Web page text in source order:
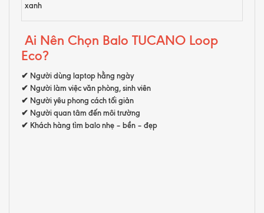
xanh
Ai Nên Chọn Balo TUCANO Loop
Eco?
✔ Người dùng laptop hằng ngày
✔ Người làm việc văn phòng, sinh viên
✔ Người yêu phong cách tối giản
✔ Người quan tâm đến môi trường
✔ Khách hàng tìm balo nhẹ – bền – đẹp